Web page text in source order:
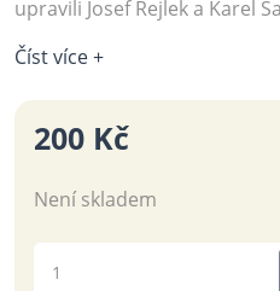
upravili Josef Rejlek a Karel
Číst více +
200 Kč
Není skladem